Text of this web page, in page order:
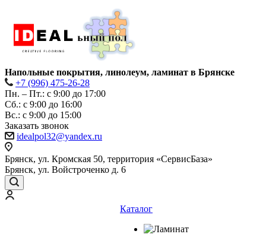
Напольные покрытия, линолеум, ламинат в Брянске
+7 (996) 475-26-28
Пн. – Пт.: с 9:00 до 17:00
Сб.: с 9:00 до 16:00
Bc.: с 9:00 до 15:00
Заказать звонок
idealpol32@yandex.ru
Брянск, ул. Кромская 50, территория «СервисБаза»
Брянск, ул. Войстроченко д. 6
Каталог